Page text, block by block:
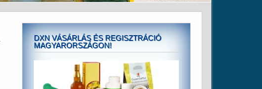
DXN VÁSÁRLÁS ÉS REGISZTRÁCIÓ
MAGYARORSZÁGON!